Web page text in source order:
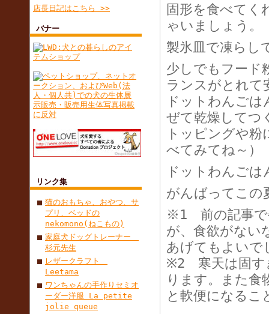
店長日記はこちら >>
バナー
リンク集
猫のおもちゃ、おやつ、サ
プリ、ベッドの
nekomono(ねこもの)
家庭犬ドッグトレーナー
杉元先生
レザークラフト
Leetama
ワンちゃんの手作りセミオ
ーダー洋服 La petite
jolie queue
固形を食べてく
ゃいましょう。
製氷皿で凍らし
少しでもフード
ランスがとれて
ドットわんご
ぜて乾燥してつ
トッピングや
べてみてね～）
ドットわんごは
がんばってこの
※1 前の記事で
が、食欲がない
あげてもよいで
※2 寒天は固す
ります。また食
と軟便になるこ